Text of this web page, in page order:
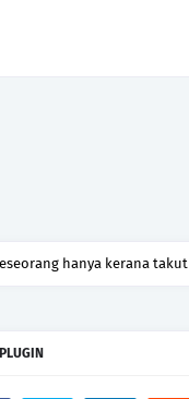
hanya kerana takut